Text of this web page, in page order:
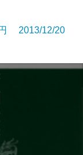
2013/12/20